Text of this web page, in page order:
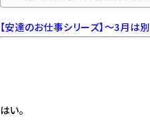
【安達のお仕事シリーズ】〜3月は
はい。